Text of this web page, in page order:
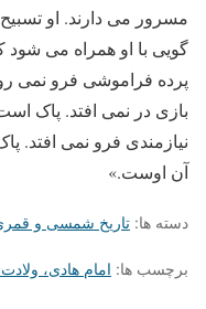
مسرور می دارند. او
گویی با او همراه می
پرده فراموشی فرو نمی
بازی در نمی افتد. پاک
نیازمندی فرو نمی افتد.
آن اوست.»
دسته ها: تاریخ شمسی و
برچسب ها: امام هادی،